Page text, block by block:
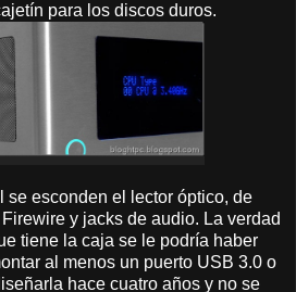
para los discos duros.
se esconden el lector óptico, de
y jacks de audio. La verdad
tiene la caja se le podría haber
al menos un puerto USB 3.0 o
hace cuatro años y no se